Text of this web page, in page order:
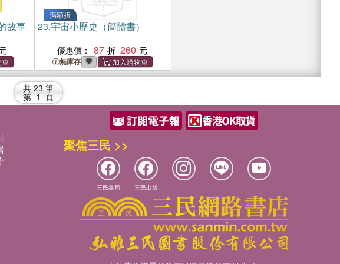
故事
滿額折
23.宇宙小歷史（簡體書）
優惠價： 87 260
無庫存
共 23 筆
第 1 頁
聚焦三民 >>
三民書局 三民出版